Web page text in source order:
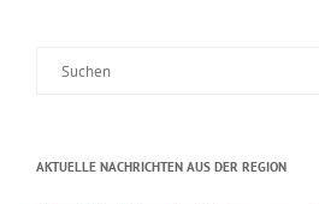
AKTUELLE NACHRICHTEN AUS DER REGION